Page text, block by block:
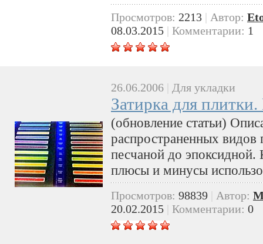
Просмотров: 2213 | Автор:
08.03.2015 | Комментарии: 1
26.06.2006 Для укладки
Затирка для
(обновление статьи)
распространенных видов
песчаной до эпоксидной.
плюсы и минусы
Просмотров: 98839 Автор:
20.02.2015
Комментарии: 0